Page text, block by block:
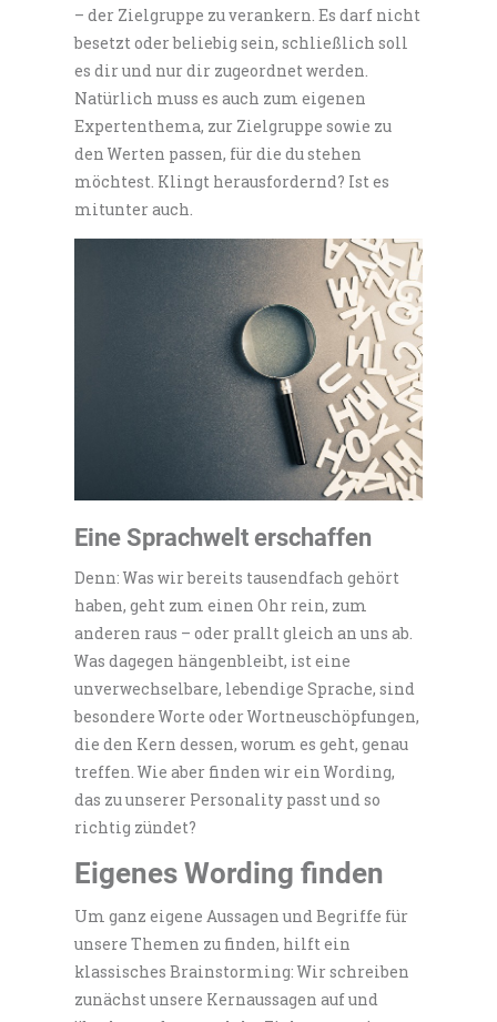
– der Zielgruppe zu verankern. Es darf nicht
besetzt oder beliebig sein, schließlich soll
es dir und nur dir zugeordnet werden.
Natürlich muss es auch zum eigenen
Expertenthema, zur Zielgruppe sowie zu
den Werten passen, für die du stehen
möchtest. Klingt herausfordernd? Ist es
mitunter auch.
Eine Sprachwelt erschaffen
Denn: Was wir bereits tausendfach gehört
haben, geht zum einen Ohr rein, zum
anderen raus – oder prallt gleich an uns ab.
Was dagegen hängenbleibt, ist eine
unverwechselbare, lebendige Sprache, sind
besondere Worte oder Wortneuschöpfungen,
die den Kern dessen, worum es geht, genau
treffen. Wie aber finden wir ein Wording,
das zu unserer Personality passt und so
richtig zündet?
Eigenes Wording finden
Um ganz eigene Aussagen und Begriffe für
unsere Themen zu finden, hilft ein
klassisches Brainstorming: Wir schreiben
zunächst unsere Kernaussagen auf und